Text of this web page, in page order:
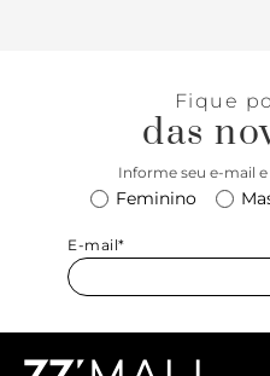
Fique
das
Informe seu e-mail
Feminino
E-mail*